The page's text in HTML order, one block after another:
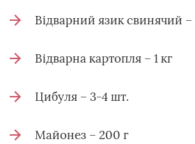
Відварний язик свинячий
Відварна картопля – 1 кг
Цибуля – 3-4 шт.
Майонез – 200 г